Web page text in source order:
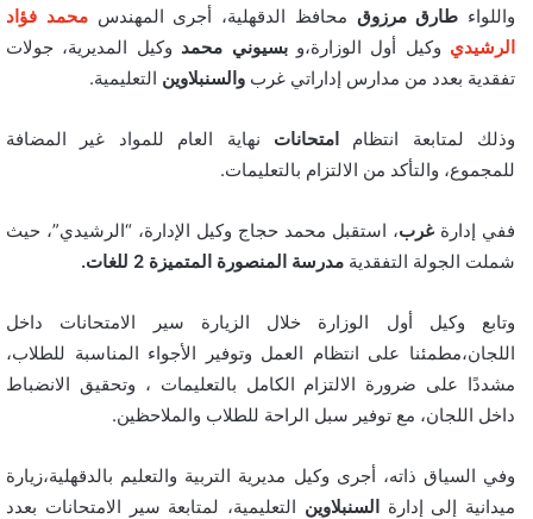
واللواء طارق مرزوق محافظ الدقهلية، أجرى المهندسمحمد فؤاد
الرشيدي وكيل أول الوزارة،وبسيوني محمد وكيل المديرية، جولات
تفقدية بعدد من مدارس إداراتي غرب والسنبلاوين التعليمية.
وذلك لمتابعة انتظامامتحانات نهاية العام للمواد غير المضافة
للمجموع، والتأكد من الالتزام بالتعليمات.
ففي إدارة غرب، استقبل محمد حجاج وكيل الإدارة، “الرشيدي”، حيث
شملت الجولة التفقدية مدرسة المنصورة المتميزة 2 للغات.
وتابع وكيل أول الوزارة خلال الزيارة سير الامتحانات داخل
اللجان،مطمئنا على انتظام العمل وتوفير الأجواء المناسبة للطلاب،
مشددًا على ضرورة الالتزام الكامل بالتعليمات ، وتحقيق الانضباط
داخل اللجان، مع توفير سبل الراحة للطلاب والملاحظين.
وفي السياق ذاته، أجرى وكيل مديرية التربية والتعليم بالدقهلية،زيارة
ميدانية إلى إدارةالسنبلاوين التعليمية، لمتابعة سير الامتحانات بعدد